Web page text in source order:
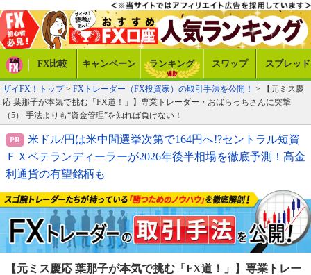
FX比較 キャンペーン ランキング スワップ スプレッド
ザイFX！トップ> FXトレーダー（FX投資家）の取引手法を公開！ > 【元ミス慶
応 葉那子が本気で挑む「FX道！」】専業トレーダー・おばらっちさんに突撃
（5） 手法よりも“資金管理”を知れば負けない！
米ドル/円は米中間選挙次第で164円へ!?セントラル短資
ＦＸベテランディーラーが2026年後半相場を徹底予測！高金
利通貨の有望銘柄も
【元ミス慶応 葉那子が本気で挑む「FX道！」】 専業トレー